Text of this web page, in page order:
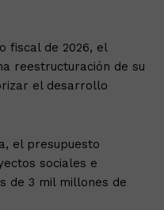
fiscal de 2026, el
reestructuración de su
el desarrollo
el presupuesto
sociales e
de 3 mil millones de